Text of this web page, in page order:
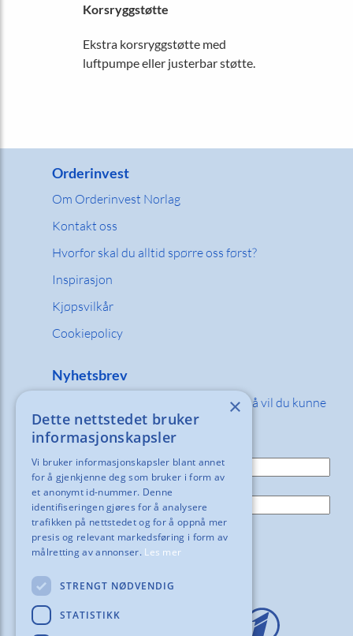
Korsryggstøtte
Ekstra korsryggstøtte med
luftpumpe eller justerbar støtte.
Orderinvest
Om Orderinvest Norlag
Kontakt oss
Hvorfor skal du alltid spørre oss først?
Inspirasjon
Kjøpsvilkår
Cookiepolicy
Nyhetsbrev
Fyll inn din e-post adresse nedenfor så vil du kunne
motta våre nyheter og tilbud!
E-post:
Navn:
×
Dette nettstedet bruker
informasjonskapsler
Vi bruker informasjonskapsler blant annet
for å gjenkjenne deg som bruker i form av
et anonymt id-nummer. Denne
identifiseringen gjøres for å analysere
trafikken på nettstedet og for å oppnå mer
presis og relevant markedsføring i form av
målretting av annonser. Les mer
STRENGT NØDVENDIG
STATISTIKK